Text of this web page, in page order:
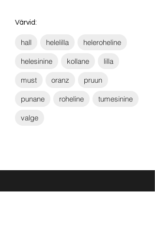
Värvid:
hall helelilla heleroheline
helesinine kollane lilla
must oranz pruun
punane roheline tumesinine
valge